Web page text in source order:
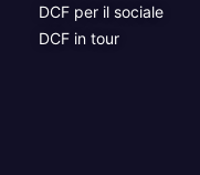
DCF per il sociale
DCF in tour